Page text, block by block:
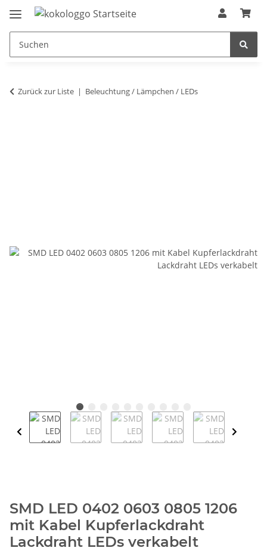
Zurück zur Liste Beleuchtung / Lämpchen / LEDs
SMD LED 0402 0603 0805 1206
mit Kabel Kupferlackdraht
Lackdraht LEDs verkabelt